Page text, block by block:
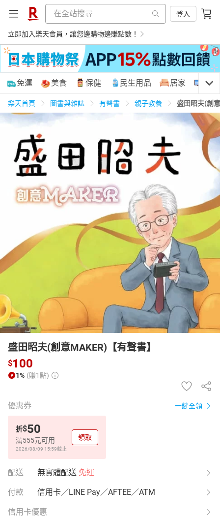
登入
立即加入樂天會員，讓您邊購物邊賺點數！
購物網分類
天天免運 民生用品
居家生活 運動休閒 親子玩具
化妝保養 情趣用品
日本購物 電子/紙本書
免運 美食 保健 民生用品 居家 3C
樂天首頁 圖書與雜誌 有聲書 親子教養 盛田昭夫(創
盛田昭夫(創意MAKER)【有聲書】
$100
1% (賺1點)
優惠券 一鍵全領
折$50
滿555元可用
2026/08/09 15:59截止
領取
配送 無實體配送 免運
付款 信用卡／LINE Pay／AFTEE／ATM
信用卡優惠